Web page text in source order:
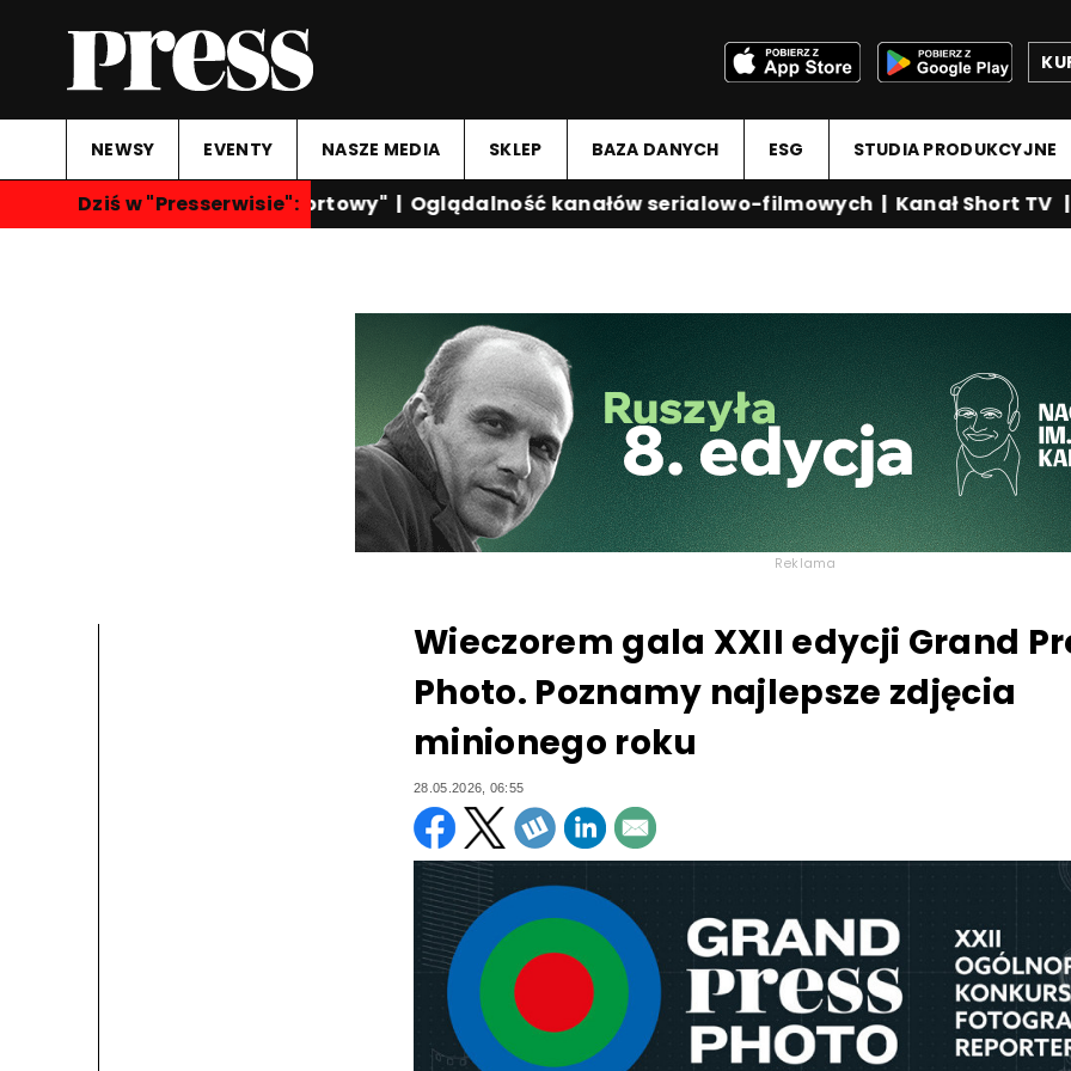
NEWSY EVENTY NASZE MEDIA SKLEP BAZA DANYCH ESG STUDIA PRODUKCYJNE
Dziś w "Presserwisie":
"Przegląd Sportowy"|Oglądalność kanałów serialowo-filmowych|Kanał Short TV |
Reklama
Wieczorem gala XXII edycji Grand
Photo. Poznamy najlepsze zdjęcia
minionego roku
28.05.2026, 06:55